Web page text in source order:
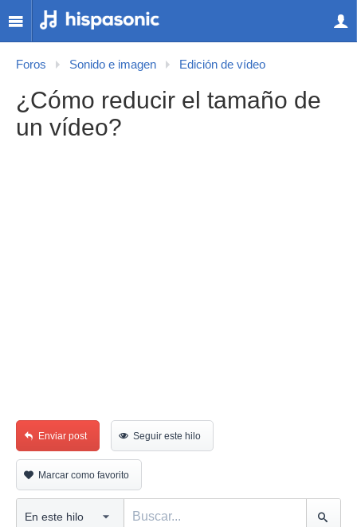
Foros Sonido e imagen Edición de vídeo
¿Cómo reducir el tamaño de
un vídeo?
Enviar post Seguir este hilo
Marcar como favorito